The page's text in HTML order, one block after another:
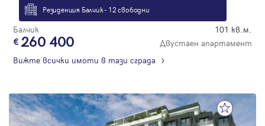
Резиденция Балчик - 12 свободни
Балчик 101 кв.м.
260 400
Двустаен апартамент
Вижте всички имоти в тази сграда